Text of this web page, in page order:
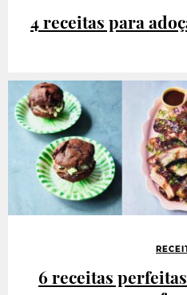
4 receitas para
6 receitas